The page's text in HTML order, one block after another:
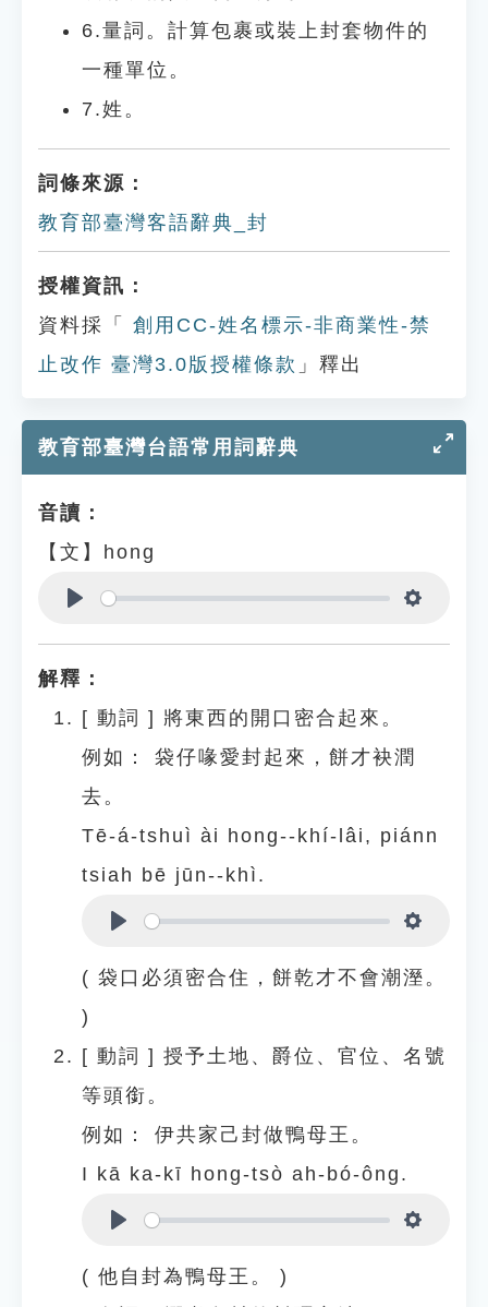
6.量詞。計算包裹或裝上封套物件的
一種單位。
7.姓。
詞條來源：
教育部臺灣客語辭典_封
授權資訊：
資料採「
創用CC-姓名標示-非商業性-禁
止改作 臺灣3.0版授權條款 」釋出
教育部臺灣台語常用詞辭典
音讀：
【文】hong
解釋：
[ 動詞 ] 將東西的開口密合起來。
例如：
袋仔喙愛封起來，餅才袂潤
去。
Tē-á-tshuì ài hong--khí-lâi, piánn
tsiah bē jūn--khì.
( 袋口必須密合住，餅乾才不會潮溼。
)
[ 動詞 ] 授予土地、爵位、官位、名號
等頭銜。
例如：
伊共家己封做鴨母王。
I kā ka-kī hong-tsò ah-bó-ông.
( 他自封為鴨母王。 )